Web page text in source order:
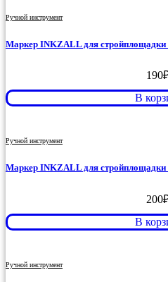
Ручной инструмент
Маркер INKZALL для стройплощадки
190
В
Ручной инструмент
Маркер INKZALL для стройплощадки
200
В
Ручной инструмент